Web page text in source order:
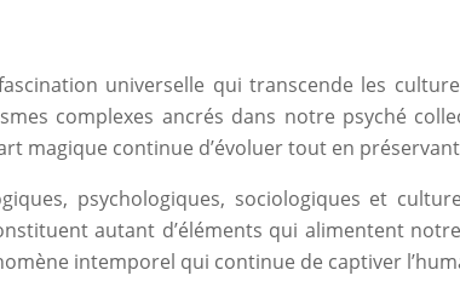
universelle qui transcende les
complexes ancrés dans notre psyché
magique continue d’évoluer tout en
psychologiques, sociologiques et
autant d’éléments qui alimentent
intemporel qui continue de captiver